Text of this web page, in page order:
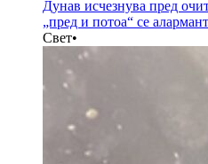
Дунав исчезнува пред
„пред и потоа“ се
Свет•